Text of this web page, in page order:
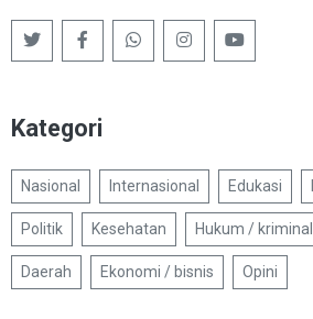
Kategori
Nasional Internasional Edukasi
Politik Kesehatan Hukum / kriminal
Daerah Ekonomi / bisnis Opini